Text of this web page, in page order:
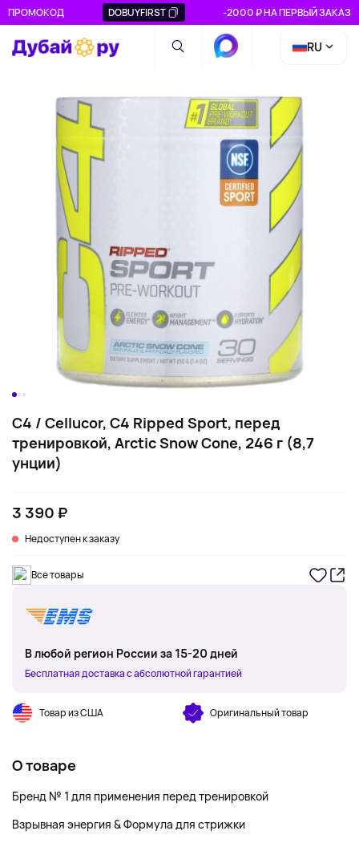
ПРОМОКОД DOBUYFIRST -2000 ₽ НА ПЕРВЫЙ ЗАКАЗ
RU
C4 / Cellucor, C4 Ripped Sport, перед
тренировкой, Arctic Snow Cone, 246 г (8,7
унции)
3 390 ₽
Недоступен к заказу
Все товары
В любой регион России за 15-20 дней
Бесплатная доставка с абсолютной гарантией
Товар из США Оригинальный товар
О товаре
Бренд № 1 для применения перед тренировкой
Взрывная энергия & Формула для стрижки